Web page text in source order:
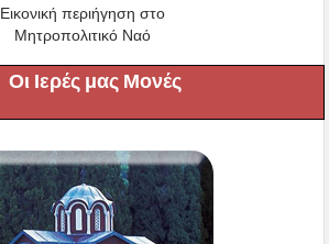
Εικονική περιήγηση στο
Μητροπολιτικό Ναό
Οι Ιερές μας Μονές